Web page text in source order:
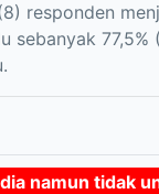
responden
sebanyak 77,5%
namun tidak